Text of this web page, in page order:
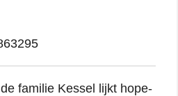
familie Kessel lijkt hope-